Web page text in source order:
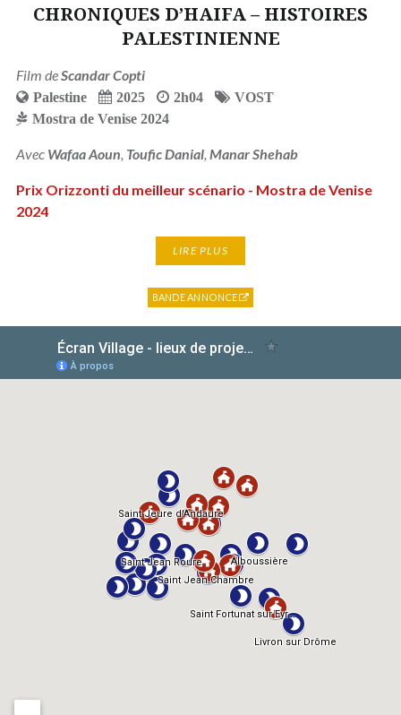
CHRONIQUES D’HAIFA – HISTOIRES
PALESTINIENNE
Film de Scandar Copti
Palestine 2025 2h04
VOST
Mostra de Venise 2024
Avec Wafaa Aoun Toufic Danial, Manar Shehab
Prix Orizzonti du meilleur scénario - Mostra de Venise
2024
LIRE PLUS
BANDE ANNONCE